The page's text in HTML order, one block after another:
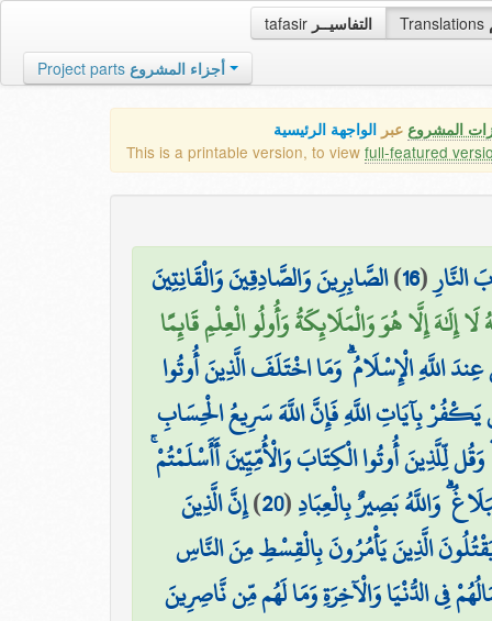
tafasir التفاسيــر Translations
Project parts أجزاء المشروع
المشروع عبر الواجهة الرئيسية
This is a printable version, to view full-featured
النَّارِ(
16
)الصَّابِرِينَ وَالصَّادِقِينَ وَالْقَانِتِينَ
إِلَٰهَ إِلَّا هُوَ وَالْمَلَائِكَةُ وَأُولُو الْعِلْمِ قَائِمًا
اللَّهِ الْإِسْلَامُ ۗ وَمَا اخْتَلَفَ الَّذِينَ أُوتُوا
بِآيَاتِ اللَّهِ فَإِنَّ اللَّهَ سَرِيعُ الْحِسَابِ
أُوتُوا الْكِتَابَ وَالْأُمِّيِّينَ أَأَسْلَمْتُمْ
وَاللَّهُ بَصِيرٌ بِالْعِبَادِ(
20
)إِنَّ الَّذِينَ
الَّذِينَ يَأْمُرُونَ بِالْقِسْطِ مِنَ النَّاسِ
فِي الدُّنْيَا وَالْآخِرَةِ وَمَا لَهُم مِّن نَّاصِرِينَ